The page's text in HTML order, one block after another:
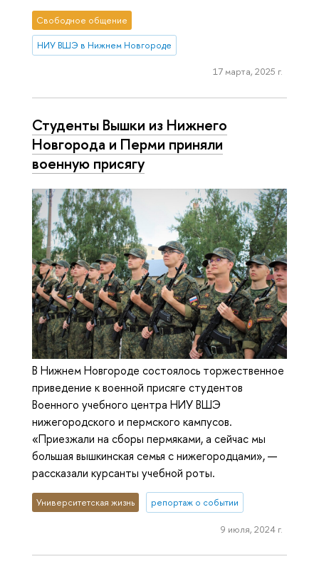
Свободное общение
НИУ ВШЭ в Нижнем Новгороде
17 марта, 2025 г.
Студенты Вышки из Нижнего
Новгорода и Перми приняли
военную присягу
В Нижнем Новгороде состоялось торжественное
приведение к военной присяге студентов
Военного учебного центра НИУ ВШЭ
нижегородского и пермского кампусов.
«Приезжали на сборы пермяками, а сейчас мы
большая вышкинская семья с нижегородцами», —
рассказали курсанты учебной роты.
Университетская жизнь репортаж о событии
9 июля, 2024 г.